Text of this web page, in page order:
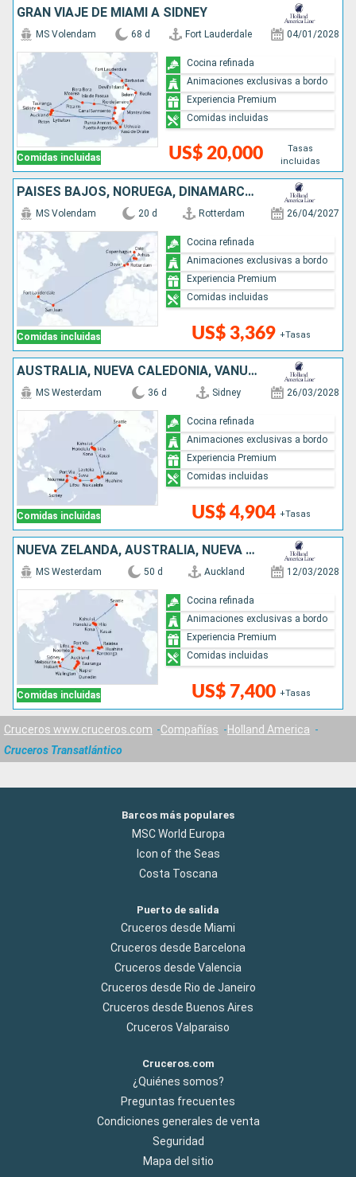
GRAN VIAJE DE MIAMI A SÍDNEY
Comidas incluidas
MS Volendam 68 d Fort Lauderdale 04/01/2028
US$ 20,000
Tasas
incluidas
Cocina refinada
Animaciones exclusivas a bordo
Experiencia Premium
Comidas incluidas
PAISES BAJOS, NORUEGA, DINAMARCA, REINO UNIDO, PUERTO RICO, ESTADOS UNIDOS
Comidas incluidas
MS Volendam 20 d Rotterdam 26/04/2027
US$ 3,369 +Tasas
Cocina refinada
Animaciones exclusivas a bordo
Experiencia Premium
Comidas incluidas
AUSTRALIA, NUEVA CALEDONIA, VANUATU, FIDJI (ISLAS), TONGA, ILES COOK, FRANCIA, ESTADOS UNIDOS
Comidas incluidas
MS Westerdam 36 d Sidney 26/03/2028
US$ 4,904 +Tasas
Cocina refinada
Animaciones exclusivas a bordo
Experiencia Premium
Comidas incluidas
NUEVA ZELANDA, AUSTRALIA, NUEVA CALEDONIA, VANUATU, FIDJI (ISLAS), TONGA, ILES COOK, FRANCIA, ESTADOS UNIDOS
Comidas incluidas
MS Westerdam 50 d Auckland 12/03/2028
US$ 7,400 +Tasas
Cocina refinada
Animaciones exclusivas a bordo
Experiencia Premium
Comidas incluidas
Cruceros www.cruceros.com Compañías
Holland America
Cruceros Transatlántico
Barcos más populares
MSC World Europa
Icon of the Seas
Costa Toscana
Puerto de salida
Cruceros desde Miami
Cruceros desde Barcelona
Cruceros desde Valencia
Cruceros desde Rio de Janeiro
Cruceros desde Buenos Aires
Cruceros Valparaiso
Cruceros.com
¿Quiénes somos?
Preguntas frecuentes
Condiciones generales de venta
Seguridad
Mapa del sitio